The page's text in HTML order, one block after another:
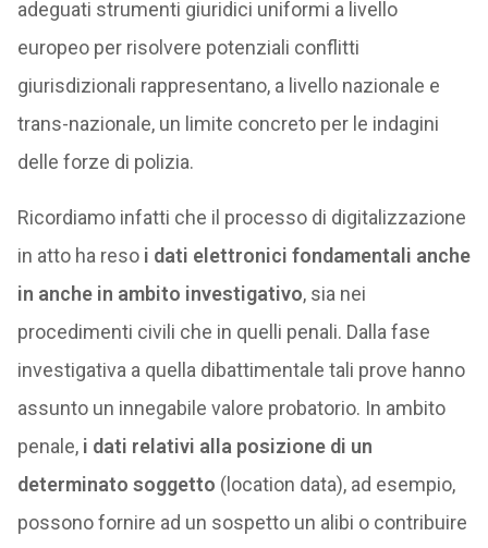
adeguati strumenti giuridici uniformi a livello
europeo per risolvere potenziali conflitti
giurisdizionali rappresentano, a livello nazionale e
trans-nazionale, un limite concreto per le indagini
delle forze di polizia.
Ricordiamo infatti che il processo di digitalizzazione
in atto ha reso i dati elettronici fondamentali anche
in anche in ambito investigativo, sia nei
procedimenti civili che in quelli penali. Dalla fase
investigativa a quella dibattimentale tali prove hanno
assunto un innegabile valore probatorio. In ambito
penale, i dati relativi alla posizione di un
determinato soggetto (location data), ad esempio,
possono fornire ad un sospetto un alibi o contribuire